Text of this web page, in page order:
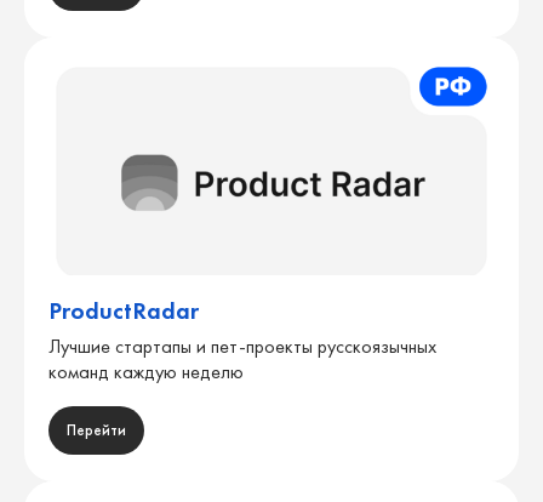
ProductRadar
Лучшие стартапы и пет-проекты русскоязычных
команд каждую неделю
Перейти